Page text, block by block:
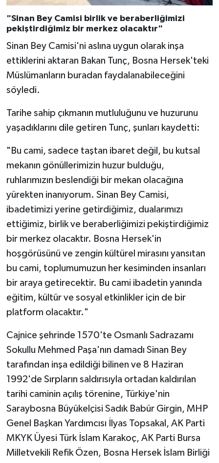
"Sinan Bey Camisi birlik ve beraberliğimizi
pekiştirdiğimiz bir merkez olacaktır"
Sinan Bey Camisi'ni aslına uygun olarak inşa
ettiklerini aktaran Bakan Tunç, Bosna Hersek'teki
Müslümanların buradan faydalanabileceğini
söyledi.
Tarihe sahip çıkmanın mutluluğunu ve huzurunu
yaşadıklarını dile getiren Tunç, şunları kaydetti:
"Bu cami, sadece taştan ibaret değil, bu kutsal
mekanın gönüllerimizin huzur bulduğu,
ruhlarımızın beslendiği bir mekan olacağına
yürekten inanıyorum. Sinan Bey Camisi,
ibadetimizi yerine getirdiğimiz, dualarımızı
ettiğimiz, birlik ve beraberliğimizi pekiştirdiğimiz
bir merkez olacaktır. Bosna Hersek'in
hoşgörüsünü ve zengin kültürel mirasını yansıtan
bu cami, toplumumuzun her kesiminden insanları
bir araya getirecektir. Bu cami ibadetin yanında
eğitim, kültür ve sosyal etkinlikler için de bir
platform olacaktır."
Cajnice şehrinde 1570'te Osmanlı Sadrazamı
Sokullu Mehmed Paşa'nın damadı Sinan Bey
tarafından inşa edildiği bilinen ve 8 Haziran
1992'de Sırpların saldırısıyla ortadan kaldırılan
tarihi caminin açılış törenine, Türkiye'nin
Saraybosna Büyükelçisi Sadık Babür Girgin, MHP
Genel Başkan Yardımcısı İlyas Topsakal, AK Parti
MKYK Üyesi Türk İslam Karakoç, AK Parti Bursa
Milletvekili Refik Özen, Bosna Hersek İslam Birliği
Kocaeli Müftülüğü
Konya Müftülüğü
Malatya Müftülüğü
Manisa Müftülüğü
Mersin Müftülüğü
Muğla Müftülüğü
Muş Müftülüğü
Nevşehir Müftülüğü
Niğde Müftülüğü
Ordu Müftülüğü
Sakarya Müftülüğü
Samsun Müftülüğü
Siirt Müftülüğü
Sinop Müftülüğü